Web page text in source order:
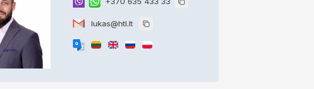
lukas@htl.lt